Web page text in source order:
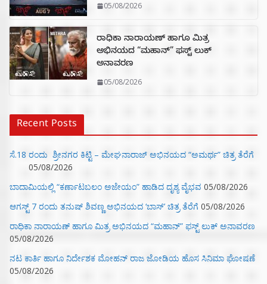
05/08/2026
ರಾಧಿಕಾ ನಾರಾಯಣ್ ಹಾಗೂ ಮಿತ್ರ
ಅಭಿನಯದ “ಮಹಾನ್” ಫಸ್ಟ್ ಲುಕ್
ಅನಾವರಣ
05/08/2026
Recent Posts
ಸೆ.18 ರಂದು ಶ್ರೀನಗರ ಕಿಟ್ಟಿ – ಮೇಘನಾರಾಜ್ ಅಭಿನಯದ “ಅಮರ್ಥ” ಚಿತ್ರ ತೆರೆಗೆ
05/08/2026
ಬಾದಾಮಿಯಲ್ಲಿ “ಕರ್ಣಾಟಬಲಂ ಅಜೇಯಂ” ಹಾಡಿದ ದೃಶ್ಯ ವೈಭವ 05/08/2026
ಆಗಸ್ಟ್ 7 ರಂದು ತನುಷ್ ಶಿವಣ್ಣ ಅಭಿನಯದ ‘ಬಾಸ್’ ಚಿತ್ರ ತೆರೆಗೆ 05/08/2026
ರಾಧಿಕಾ ನಾರಾಯಣ್ ಹಾಗೂ ಮಿತ್ರ ಅಭಿನಯದ “ಮಹಾನ್” ಫಸ್ಟ್ ಲುಕ್ ಅನಾವರಣ
05/08/2026
ನಟ ಕಾರ್ತಿ ಹಾಗೂ ನಿರ್ದೇಶಕ ಮೋಹನ್ ರಾಜ ಜೋಡಿಯ ಹೊಸ ಸಿನಿಮಾ ಘೋಷಣೆ
05/08/2026